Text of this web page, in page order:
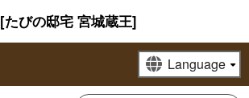
[たびの邸宅 宮城蔵王]